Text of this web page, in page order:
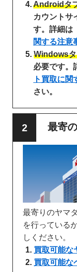
Androidタ
カウントサ
す。詳細は
関する注意
Windows
必要です。
ト買取に
さい。
最寄
最寄りのヤマ
を行っている
しください。
買取可能な
買取可能な